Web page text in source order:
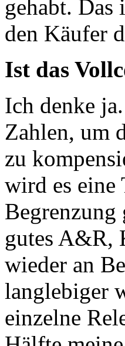
gehabt. Das
den Käufer
Ist das
Ich denke
Zahlen, um
zu
wird es eine
Begrenzung
gutes A&R,
wieder an
langlebiger
einzelne